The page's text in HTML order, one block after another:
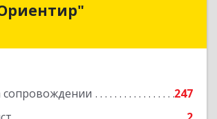
сопровождении
247
Фирма "Ориентир"
Подробнее